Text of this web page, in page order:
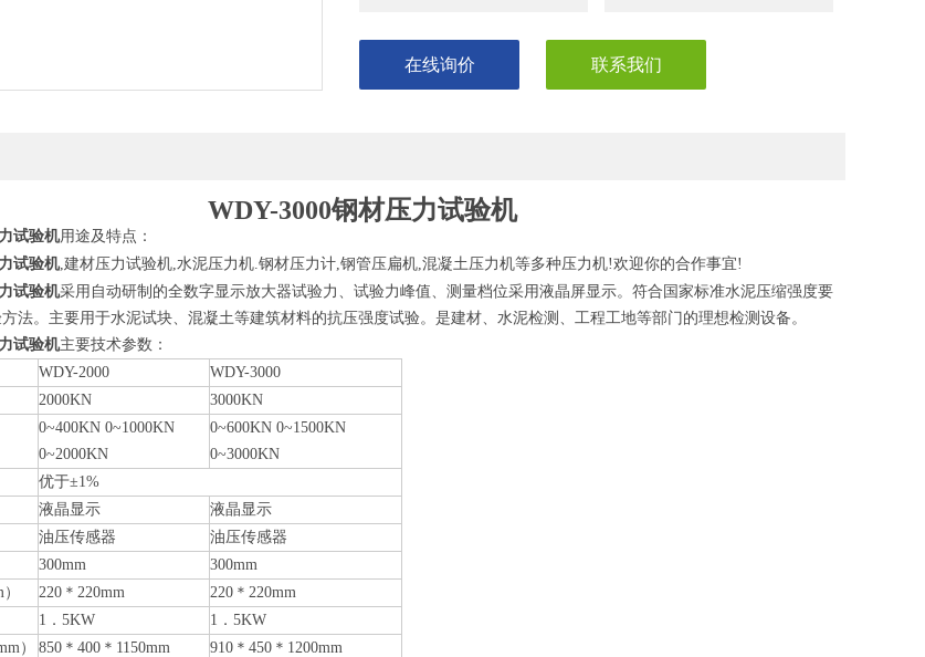
在线询价 联系我们
WDY-3000钢材压力试验机
试验机用途及特点：
试验机,建材压力试验机,水泥压力机.钢材压力计,钢管压扁机,混凝土压力机等多种压力机!欢迎你的合作事宜!
试验机采用自动研制的全数字显示放大器试验力、试验力峰值、测量档位采用液晶屏显示。符合国家标准水泥压缩强度要
法。主要用于水泥试块、混凝土等建筑材料的抗压强度试验。是建材、水泥检测、工程工地等部门的理想检测设备。
试验机主要技术参数：
WDY-2000
WDY-3000
2000KN
3000KN
0~400KN 0~1000KN
0~2000KN
0~600KN 0~1500KN
0~3000KN
优于±1%
液晶显示
液晶显示
油压传感器
油压传感器
300mm
300mm
220＊220mm 220＊220mm
1 ．5KW 1 ．5KW
）
850＊400＊1150mm 910＊450＊1200mm